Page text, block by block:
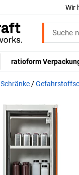
Wir
ratioform
Schränke